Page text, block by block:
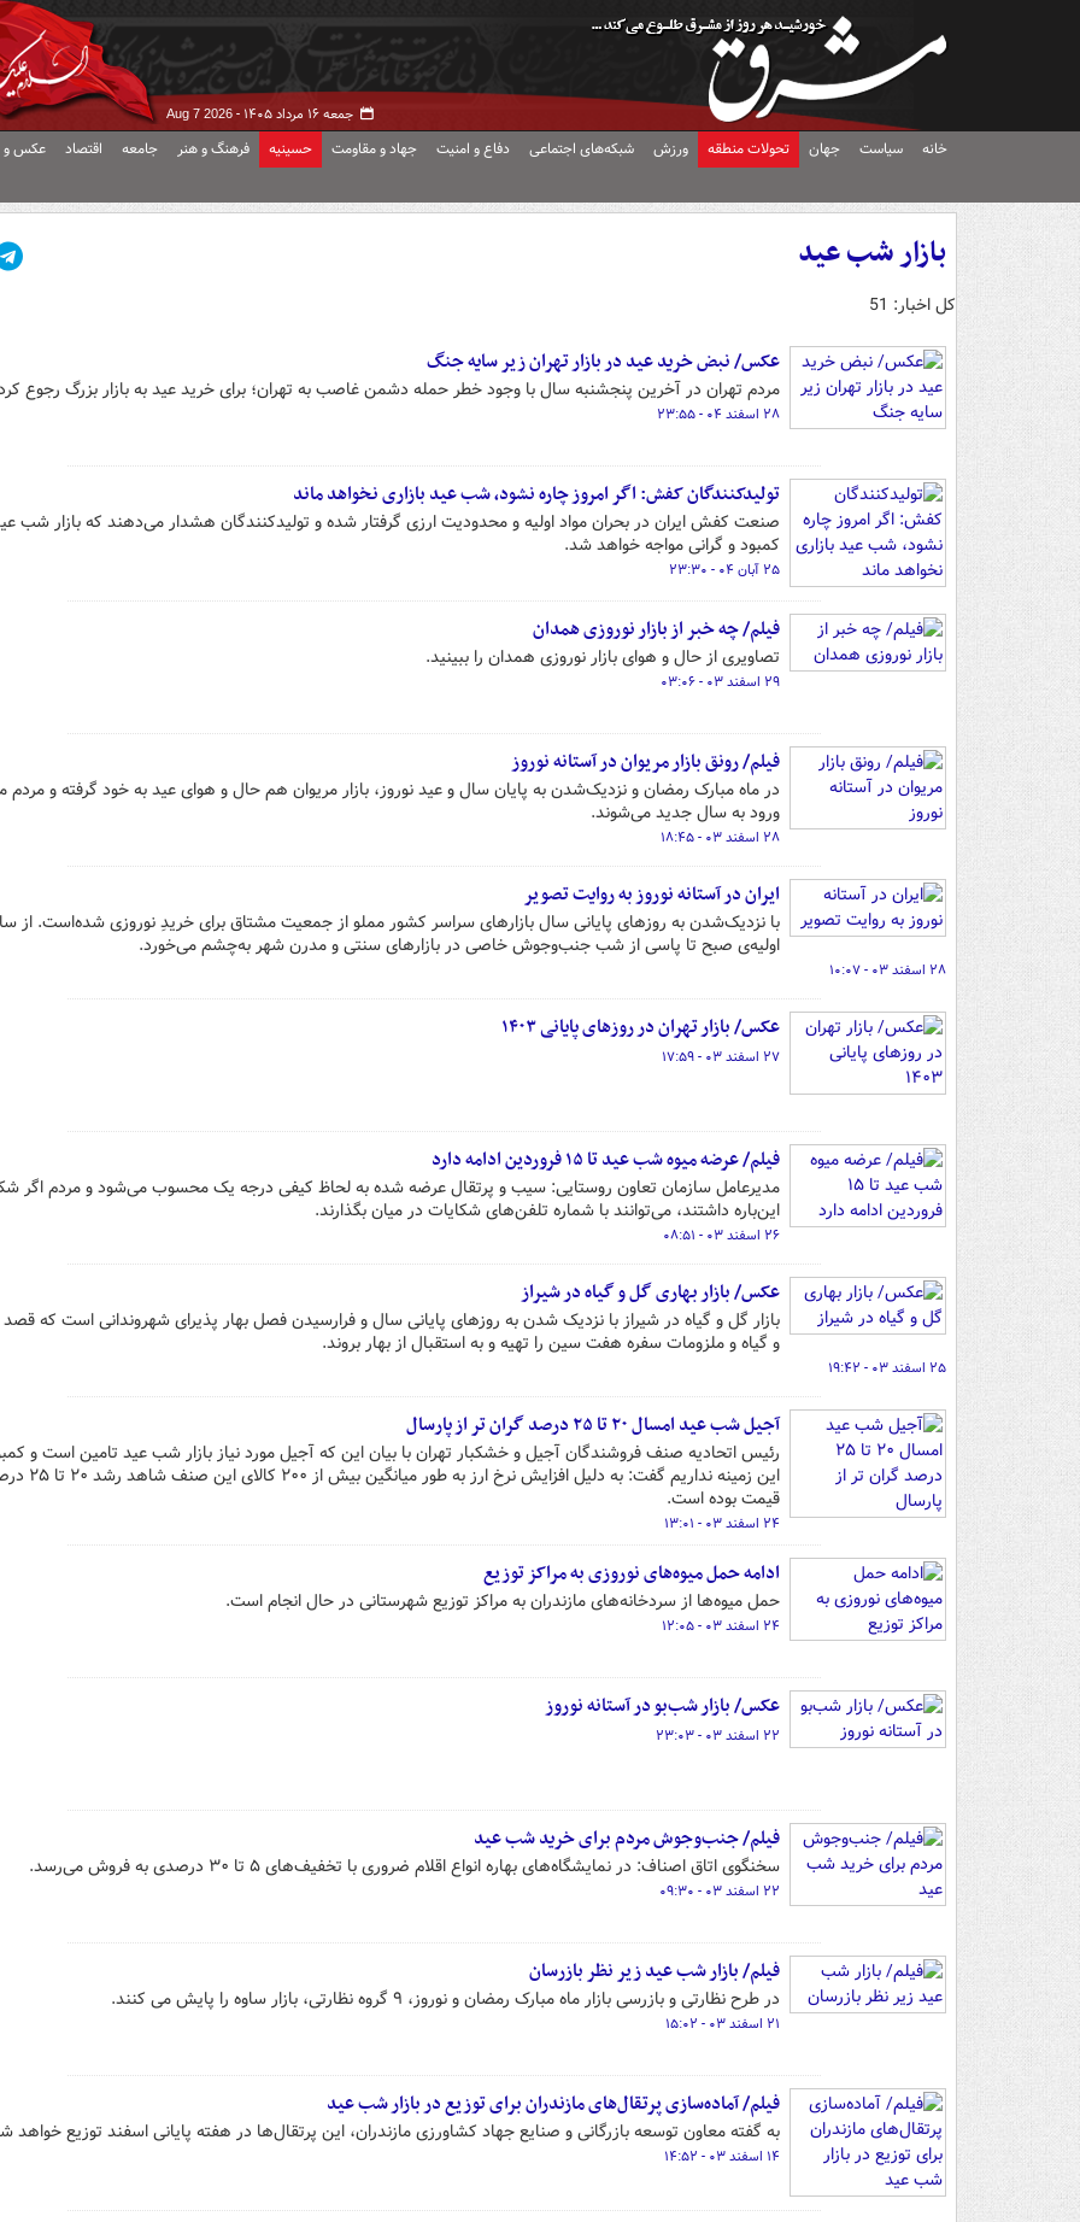
جمعه ۱۶ مرداد ۱۴۰۵ - Aug 7 2026
خانه سیاست جهان تحولات منطقه ورزش شبکه‌های اجتماعی دفاع و امنیت جهاد و مقاومت حسینیه فرهنگ و هنر جامعه اقتصاد عکس و
بازار شب عید
کل اخبار: 51
عکس/ نبض خرید عید در بازار تهران زیر سایه جنگ
مردم تهران در آخرین پنجشنبه سال با وجود خطر حمله دشمن غاصب به تهران؛ برای خرید عید به بازار بزرگ رجوع
۲۸ اسفند ۰۴ - ۲۳:۵۵
تولیدکنندگان کفش: اگر امروز چاره نشود، شب عید بازاری نخواهد ماند
صنعت کفش ایران در بحران مواد اولیه و محدودیت ارزی گرفتار شده و تولیدکنندگان هشدار می‌دهند که بازار شب
کمبود و گرانی مواجه خواهد شد.
۲۵ آبان ۰۴ - ۲۳:۳۰
فیلم/ چه خبر از بازار نوروزی همدان
تصاویری از حال و هوای بازار نوروزی همدان را ببینید.
۲۹ اسفند ۰۳ - ۰۳:۰۶
فیلم/ رونق بازار مریوان در آستانه نوروز
در ماه مبارک رمضان و نزدیک‌شدن به پایان سال و عید نوروز، بازار مریوان هم حال و هوای عید به خود گرفته و مردم
ورود به سال جدید می‌شوند.
۲۸ اسفند ۰۳ - ۱۸:۴۵
ایران در آستانه نوروز به روایت تصویر
با نزدیک‌شدن به روزهای پایانی سال بازارهای سراسر کشور مملو از جمعیت مشتاق برای خریدِ نوروزی شده‌است. از
اولیه‌ی صبح تا پاسی از شب جنب‌وجوش خاصی در بازارهای سنتی و مدرن شهر به‌چشم می‌خورد.
۲۸ اسفند ۰۳ - ۱۰:۰۷
عکس/ بازار تهران در روزهای پایانی ۱۴۰۳
۲۷ اسفند ۰۳ - ۱۷:۵۹
فیلم/ عرضه میوه شب عید تا ۱۵ فروردین ادامه دارد
مدیرعامل سازمان تعاون روستایی: سیب و پرتقال عرضه شده به لحاظ کیفی درجه یک محسوب می‌شود و مردم اگر
این‌باره داشتند، می‌توانند با شماره تلفن‌های شکایات در میان بگذارند.
۲۶ اسفند ۰۳ - ۰۸:۵۱
عکس/ بازار بهاری گل و گیاه در شیراز
بازار گل و گیاه در شیراز با نزدیک شدن به روزهای پایانی سال و فرارسیدن فصل بهار پذیرای شهروندانی است که قصد
و گیاه و ملزومات سفره هفت سین را تهیه و به استقبال از بهار بروند.
۲۵ اسفند ۰۳ - ۱۹:۴۲
آجیل شب عید امسال ۲۰ تا ۲۵ درصد گران تر از پارسال
رئیس اتحادیه صنف فروشندگان آجیل و خشکبار تهران با بیان این که آجیل مورد نیاز بازار شب عید تامین است و
این زمینه نداریم گفت: به دلیل افزایش
قیمت بوده است.
۲۴ اسفند ۰۳ - ۱۳:۰۱
ادامه حمل میوه‌های نوروزی به مراکز توزیع
حمل میوه‌ها از سردخانه‌های مازندران به مراکز توزیع شهرستانی در حال انجام است.
۲۴ اسفند ۰۳ - ۱۲:۰۵
عکس/ بازار شب‌بو در آستانه نوروز
۲۲ اسفند ۰۳ - ۲۳:۰۳
فیلم/ جنب‌وجوش مردم برای خرید شب عید
سخنگوی اتاق اصناف: در نمایشگاه‌های بهاره انواع اقلام ضروری با تخفیف‌های ۵ تا ۳۰ درصدی به فروش می‌رسد.
۲۲ اسفند ۰۳ - ۰۹:۳۰
فیلم/ بازار شب عید زیر نظر بازرسان
در طرح نظارتی و بازرسی بازار ماه مبارک رمضان و نوروز، ۹ گروه نظارتی، بازار ساوه را پایش می کنند.
۲۱ اسفند ۰۳ - ۱۵:۰۲
فیلم/ آماده‌سازی پرتقال‌های مازندران برای توزیع در بازار شب عید
به گفته معاون توسعه بازرگانی و صنایع جهاد کشاورزی مازندران، این پرتقال‌ها در هفته پایانی اسفند توزیع خواهد
۱۴ اسفند ۰۳ - ۱۴:۵۲